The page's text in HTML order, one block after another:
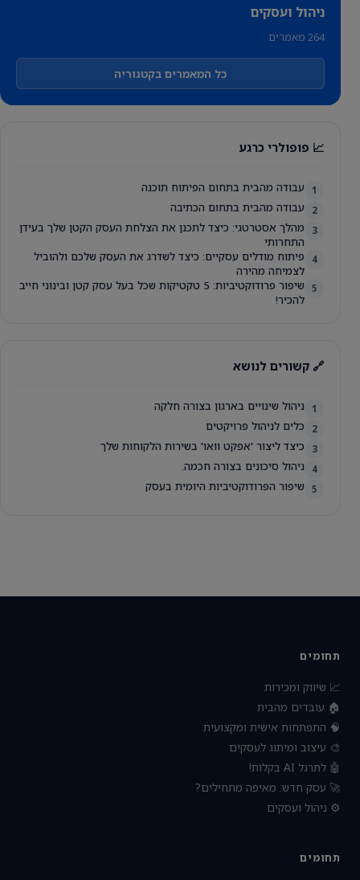
ניהול ועסקים
264 מאמרים
כל המאמרים בקטגוריה
📈 פופולרי כרגע
1 עבודה מהבית בתחום הפיתוח תוכנה
2 עבודה מהבית בתחום הכתיבה
3
מהלך אסטרטגי: כיצד לתכנן את הצלחת העסק הקטן שלך בעידן
התחרותי
4
פיתוח מודלים עסקיים: כיצד לשדרג את העסק שלכם ולהוביל
לצמיחה מהירה
5
שיפור פרודוקטיביות: 5 טקטיקות שכל בעל עסק קטן ובינוני חייב
להכיר!
🔗 קשורים לנושא
1 ניהול שינויים בארגון בצורה חלקה
2 כלים לניהול פרויקטים
3 כיצד ליצור 'אפקט וואו' בשירות הלקוחות שלך
4 ניהול סיכונים בצורה חכמה.
5 שיפור הפרודוקטיביות היומית בעסק
תחומים
📈 שיווק ומכירות
🏠 עובדים מהבית
🧠 התפתחות אישית ומקצועית
🎨 עיצוב ומיתוג לעסקים
🤖 לתרגל AI בקלות!
🚀 עסק חדש: מאיפה מתחילים?
⚙️ ניהול ועסקים
תחומים